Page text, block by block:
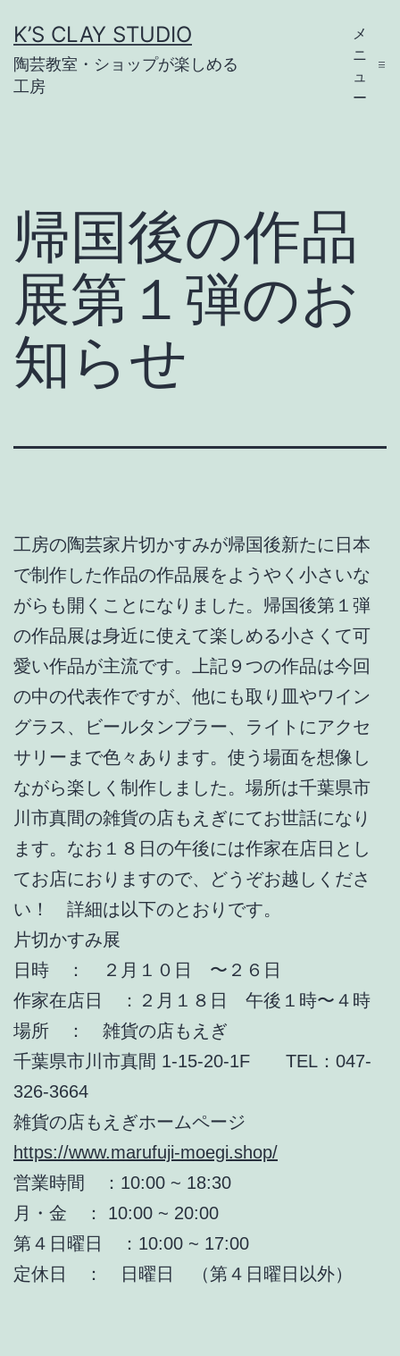
ン
テ
ッ
K’S CLAY STUDIO
陶芸教室・ショップが楽しめる
工房
メ
ニ
ュ
ー
帰国後の作品
展第１弾のお
知らせ
工房の陶芸家片切かすみが帰国後新たに日本
で制作した作品の作品展をようやく小さいな
がらも開くことになりました。帰国後第１弾
の作品展は身近に使えて楽しめる小さくて可
愛い作品が主流です。上記９つの作品は今回
の中の代表作ですが、他にも取り皿やワイン
グラス、ビールタンブラー、ライトにアクセ
サリーまで色々あります。使う場面を想像し
ながら楽しく制作しました。場所は千葉県市
川市真間の雑貨の店もえぎにてお世話になり
ます。なお１８日の午後には作家在店日とし
てお店におりますので、どうぞお越しくださ
い！ 詳細は以下のとおりです。
片切かすみ展
日時 ： ２月１０日 〜２６日
作家在店日 ：２月１８日 午後１時〜４時
場所 ： 雑貨の店もえぎ
千葉県市川市真間 1-15-20-1F TEL：047-
326-3664
雑貨の店もえぎホームページ
https://www.marufuji-moegi.shop/
営業時間 ：10:00 ~ 18:30
月・金 ： 10:00 ~ 20:00
第４日曜日 ：10:00 ~ 17:00
定休日 ： 日曜日 （第４日曜日以外）